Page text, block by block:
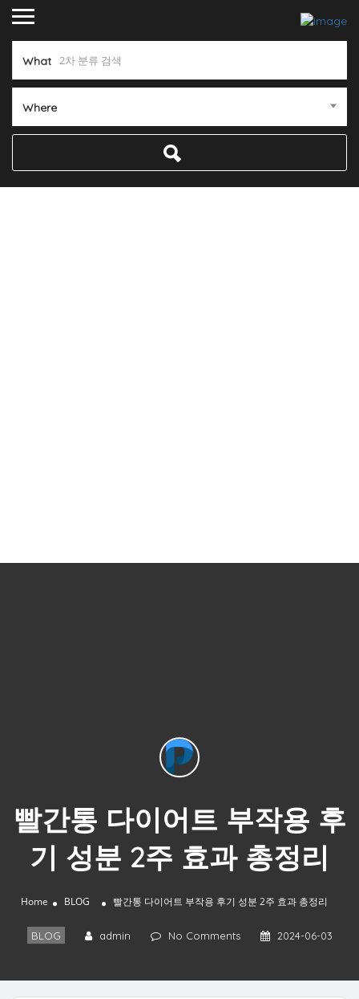
What
Where
빨간통 다이어트 부작용 후
기 성분 2주 효과 총정리
Home BLOG 빨간통 다이어트 부작용 후기 성분 2주 효과 총정리
BLOG admin No Comments 2024-06-03